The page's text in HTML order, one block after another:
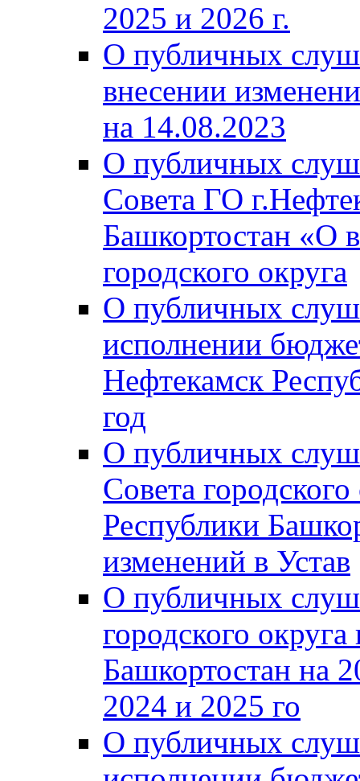
2025 и 2026 г.
О публичных
внесении
на 14.08.2023
О публичных
Совета ГО
Башкортостан «О
городского округа
О публичных
исполнении
Нефтекамск
год
О публичных
Совета
Республики
изменений в Устав
О публичных
городского
Башкортостан на
2024 и 2025 го
О публичных